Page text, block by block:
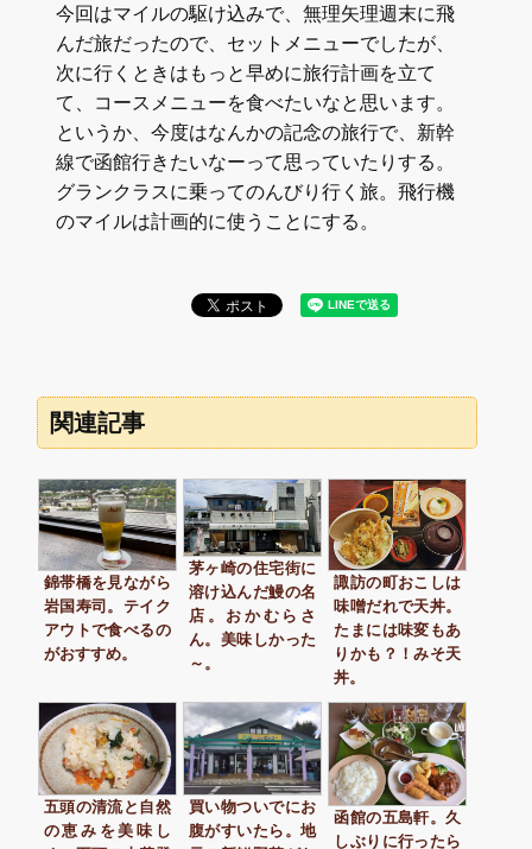
今回はマイルの駆け込みで、無理矢理週末に飛
んだ旅だったので、セットメニューでしたが、
次に行くときはもっと早めに旅行計画を立て
て、コースメニューを食べたいなと思います。
というか、今度はなんかの記念の旅行で、新幹
線で函館行きたいなーって思っていたりする。
グランクラスに乗ってのんびり行く旅。飛行機
のマイルは計画的に使うことにする。
関連記事
錦帯橋を見ながら
岩国寿司。テイク
アウトで食べるの
がおすすめ。
茅ヶ崎の住宅街に
溶け込んだ鰻の名
店。おかむらさ
ん。美味しかった
～。
諏訪の町おこしは
味噌だれで天丼。
たまには味変もあ
りかも？！みそ天
丼。
五頭の清流と自然
の恵みを美味し
買い物ついでにお
腹がすいたら。地
函館の五島軒。久
しぶりに行ったら